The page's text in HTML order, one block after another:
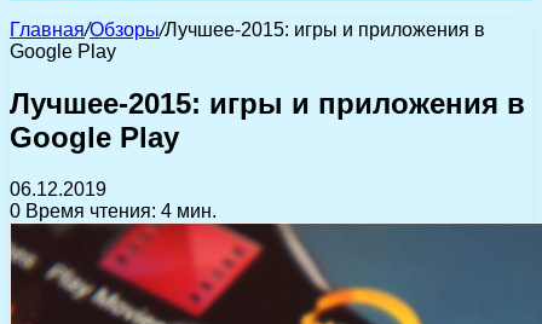
Главная/Обзоры/Лучшее-2015: игры и приложения в
Google Play
Лучшее-2015: игры и приложения в
Google Play
06.12.2019
0 Время чтения: 4 мин.